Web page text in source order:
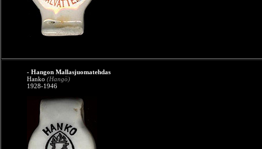
- Hangon Mallasjuomatehdas
Hanko (Hangö)
1928-1946